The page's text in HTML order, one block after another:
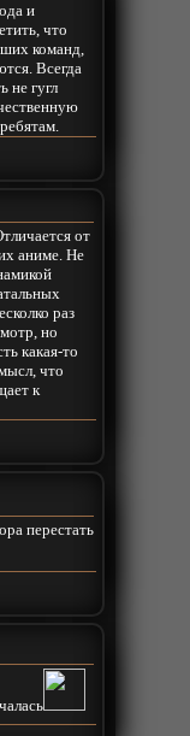
и
что
команд,
Всегда
не гугл
от
аниме. Не
раз
но
какая-то
что
к
перестать